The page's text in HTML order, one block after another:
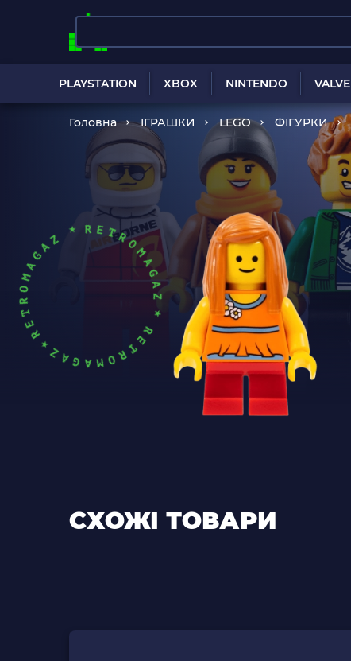
PLAYSTATION XBOX NINTENDO VALVE
Головна ІГРАШКИ LEGO ФІГУРКИ
СХОЖІ ТОВАРИ